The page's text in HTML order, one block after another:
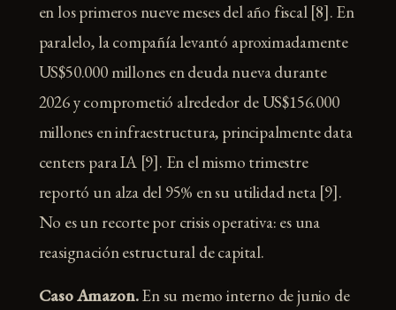
en los primeros nueve meses del año fiscal [8]. En
paralelo, la compañía levantó aproximadamente
US$50.000 millones en deuda nueva durante
2026 y comprometió alrededor de US$156.000
millones en infraestructura, principalmente data
centers para IA [9]. En el mismo trimestre
reportó un alza del 95% en su utilidad neta [9].
No es un recorte por crisis operativa: es una
reasignación estructural de capital.
Caso Amazon.En su memo interno de junio de